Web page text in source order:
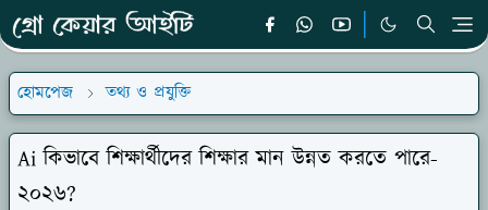
হোমপেজ তথ্য ও প্রযুক্তি
Ai কিভাবে শিক্ষার্থীদের শিক্ষার মান উন্নত করতে পারে-
২০২৬?